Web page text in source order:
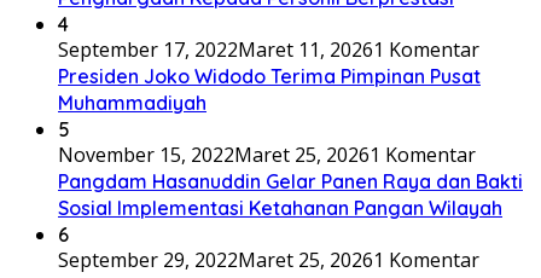
4
September 17, 2022Maret 11, 20261 Komentar
Presiden Joko Widodo Terima Pimpinan Pusat
Muhammadiyah
5
November 15, 2022Maret 25, 20261 Komentar
Pangdam Hasanuddin Gelar Panen Raya dan Bakti
Sosial Implementasi Ketahanan Pangan Wilayah
6
September 29, 2022Maret 25, 20261 Komentar